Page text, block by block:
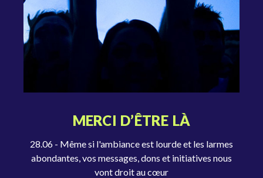
MERCI D’ÊTRE LÀ
28.06 - Même si l'ambiance est lourde et les larmes
abondantes, vos messages, dons et initiatives nous
vont droit au cœur